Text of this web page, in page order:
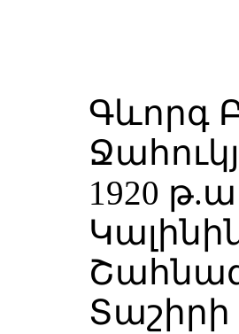
Գևորգ
1920
Տաշիրի